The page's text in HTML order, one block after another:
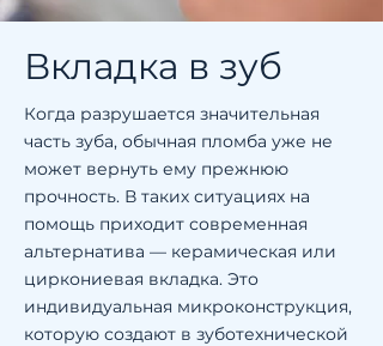
Вкладка в зуб
Когда разрушается значительная
часть зуба, обычная пломба уже не
может вернуть ему прежнюю
прочность. В таких ситуациях на
помощь приходит современная
альтернатива — керамическая или
циркониевая вкладка. Это
индивидуальная микроконструкция,
которую создают в зуботехнической